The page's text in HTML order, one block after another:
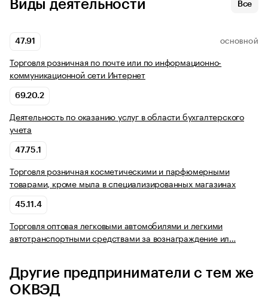
Виды деятельности Все
47.91 ОСНОВНОЙ
Торговля розничная по почте или по информационно-
коммуникационной сети Интернет
69.20.2
Деятельность по оказанию услуг в области бухгалтерского
учета
47.75.1
Торговля розничная косметическими и парфюмерными
товарами, кроме мыла в специализированных магазинах
45.11.4
Торговля оптовая легковыми автомобилями и легкими
автотранспортными средствами за вознаграждение ил…
Другие предприниматели с тем же
ОКВЭД